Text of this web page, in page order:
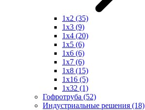
1x2 (35)
1x3 (9)
1x4 (20)
1x5 (6)
1x6 (6)
1x7 (6)
1x8 (15)
1x16 (5)
1x32 (1)
Гофротруба (52)
Индустриальные решения (18)